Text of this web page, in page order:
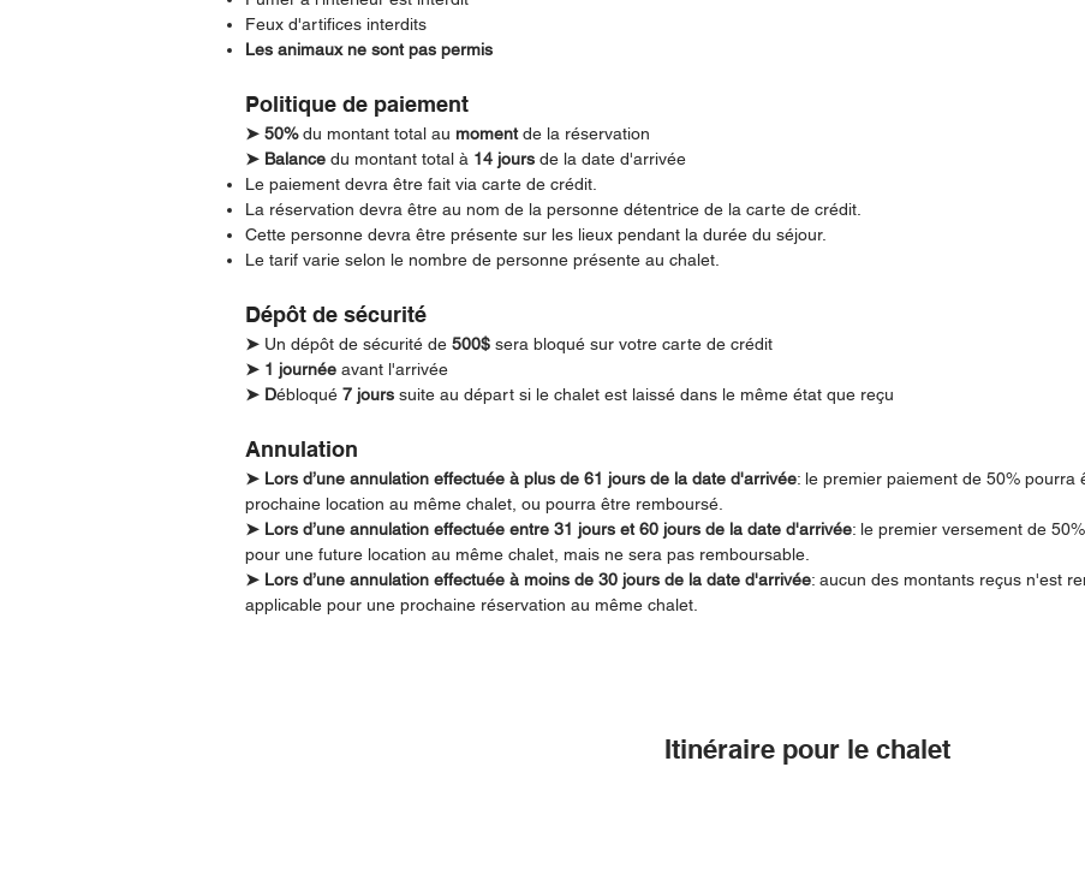
Feux d'artifices interdits
Les animaux ne sont pas permis
Politique de paiement
➤ 50%du montant total au momentde la réservation
➤ Balance du montant total à 14 jours de la date d'arrivée
Le paiement devra être fait via carte de crédit.
La réservation devra être au nom de la personne détentrice de la carte de crédit.
Cette personne devra être présente sur les lieux pendant la durée du séjour.
Le tarif varie selon le nombre de personne présente au chalet.
Dépôt de sécurité
➤ Un dépôt de sécurité de 500$ sera bloqué sur votre carte de crédit
➤ 1 journée avant l'arrivée
➤ Débloqué 7 jours suite au départ si le chalet est laissé dans le même état que reçu
Annulation
➤ Lors d’une annulation effectuée à plus de 61 jours de la date d'arrivée: le premier paiement de 50%
prochaine location au même chalet, ou pourra être remboursé.
➤ Lors d’une annulation effectuée entre 31 jours et 60 jours de la date d'arrivée: le premier versement de
pour une future location au même chalet, mais ne sera pas remboursable.
➤ Lors d’une annulation effectuée à moins de 30 jours de la date d'arrivée: aucun des montants reçus n'est
applicable pour une prochaine réservation au même chalet.
Itinéraire pour le chalet